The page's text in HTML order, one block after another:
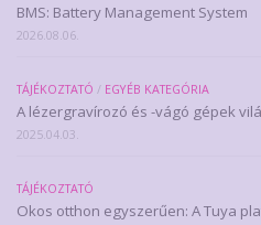
BMS: Battery Management System
2026.08.06.
TÁJÉKOZTATÓ / EGYÉB KATEGÓRIA
A lézergravírozó és -vágó gépek
2025.04.03.
TÁJÉKOZTATÓ
Okos otthon egyszerűen: A Tuya